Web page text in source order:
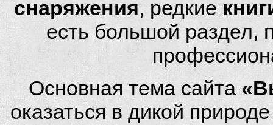
снаряжения, редкие
есть большой
Основная тема сайта
оказаться в дикой